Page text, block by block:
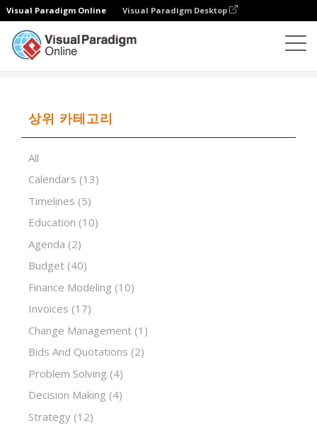
Visual Paradigm Online Visual Paradigm Desktop
상위 카테고리
All
Calendars (13)
Timelines (5)
Education (10)
Agenda (2)
Budget (40)
Finance Modeling (10)
Invoices (17)
Change Management (1)
Bids And Quotations (2)
Problem Solving (4)
Decision Making (4)
Strategy (12)